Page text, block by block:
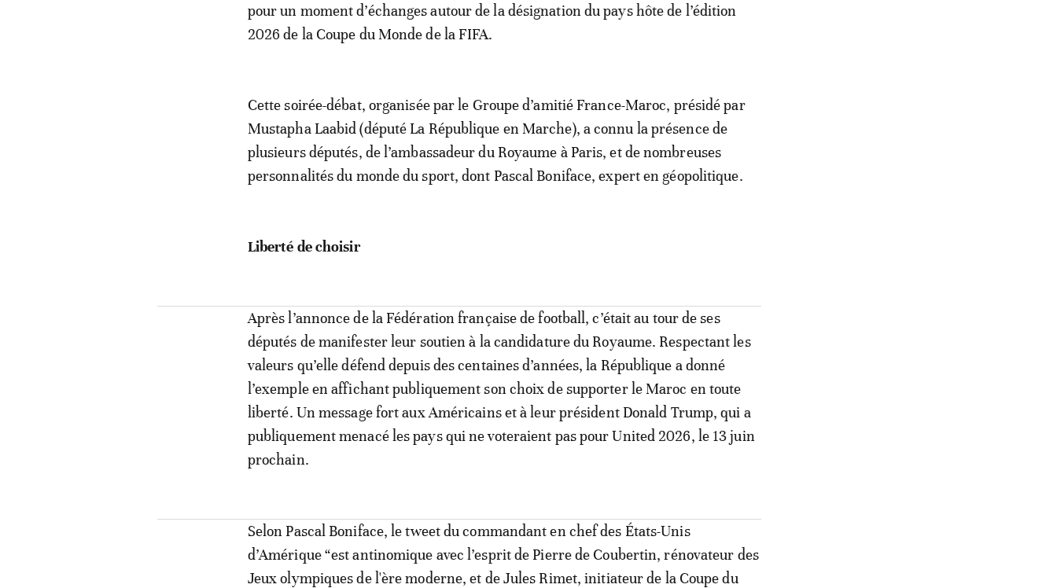
pour un moment d’échanges autour de la désignation du pays hôte de l’édition
2026 de la Coupe du Monde de la FIFA.
Cette soirée-débat, organisée par le Groupe d’amitié France-Maroc, présidé par
Mustapha Laabid (député La République en Marche), a connu la présence de
plusieurs députés, de l’ambassadeur du Royaume à Paris, et de nombreuses
personnalités du monde du sport, dont Pascal Boniface, expert en géopolitique.
Liberté de choisir
Après l’annonce de la Fédération française de football, c’était au tour de ses
députés de manifester leur soutien à la candidature du Royaume. Respectant les
valeurs qu’elle défend depuis des centaines d’années, la République a donné
l’exemple en affichant publiquement son choix de supporter le Maroc en toute
liberté. Un message fort aux Américains et à leur président Donald Trump, qui a
publiquement menacé les pays qui ne voteraient pas pour United 2026, le 13 juin
prochain.
Selon Pascal Boniface, le tweet du commandant en chef des États-Unis
d’Amérique “est antinomique avec l’esprit de Pierre de Coubertin, rénovateur des
Jeux olympiques de l'ère moderne, et de Jules Rimet, initiateur de la Coupe du